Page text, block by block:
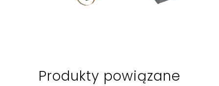
Produkty powiązane